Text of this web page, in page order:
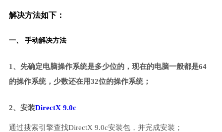
解决方法如下：
一、 手动解决方法
1、先确定电脑操作系统是多少位的，现在的电脑一般都是64
的操作系统，少数还在用32位的操作系统；
2、安装DirectX 9.0c
通过搜索引擎查找DirectX 9.0c安装包，并完成安装；